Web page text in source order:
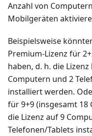
Anzahl von
Mobilgeräten
Beispielsweise
Premium-Lizenz für
haben, d. h. die
Computern und 2
installiert werden.
für 9+9 (insgesamt 18
die Lizenz auf 9
Telefonen/Tablets